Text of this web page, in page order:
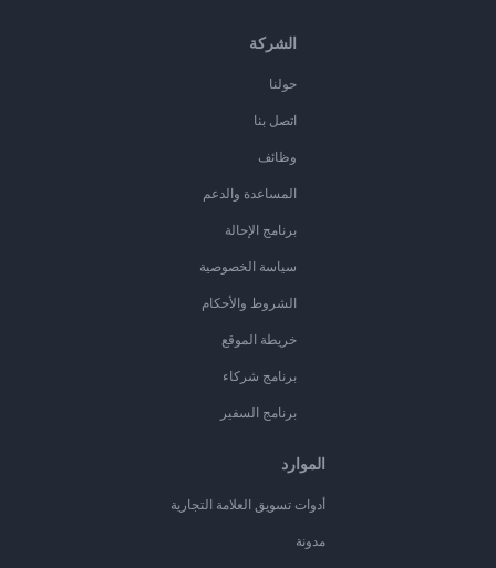
الشركة
حولنا
اتصل بنا
وظائف
المساعدة والدعم
برنامج الإحالة
سياسة الخصوصية
الشروط والأحكام
خريطة الموقع
برنامج شركاء
برنامج السفير
الموارد
أدوات تسويق العلامة التجارية
مدونة